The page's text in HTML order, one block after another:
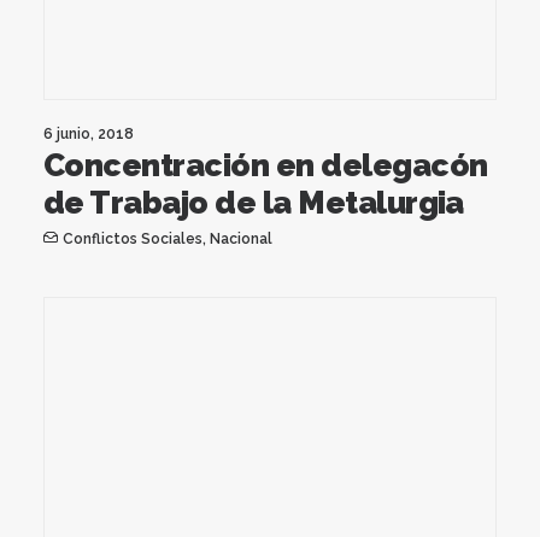
6 junio, 2018
Concentración en delegacón
de Trabajo de la Metalurgia
Conflictos Sociales, Nacional